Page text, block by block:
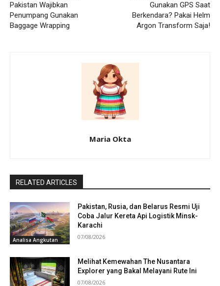
Pakistan Wajibkan
Penumpang Gunakan
Baggage Wrapping
Gunakan GPS Saat
Berkendara? Pakai Helm
Argon Transform Saja!
Maria Okta
RELATED ARTICLES
Analisa Angkutan
Pakistan, Rusia, dan Belarus Resmi Uji
Coba Jalur Kereta Api Logistik Minsk-
Karachi
07/08/2026
Melihat Kemewahan The Nusantara
Explorer yang Bakal Melayani Rute Ini
07/08/2026